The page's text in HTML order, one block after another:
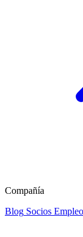
Compañía
Blog Socios